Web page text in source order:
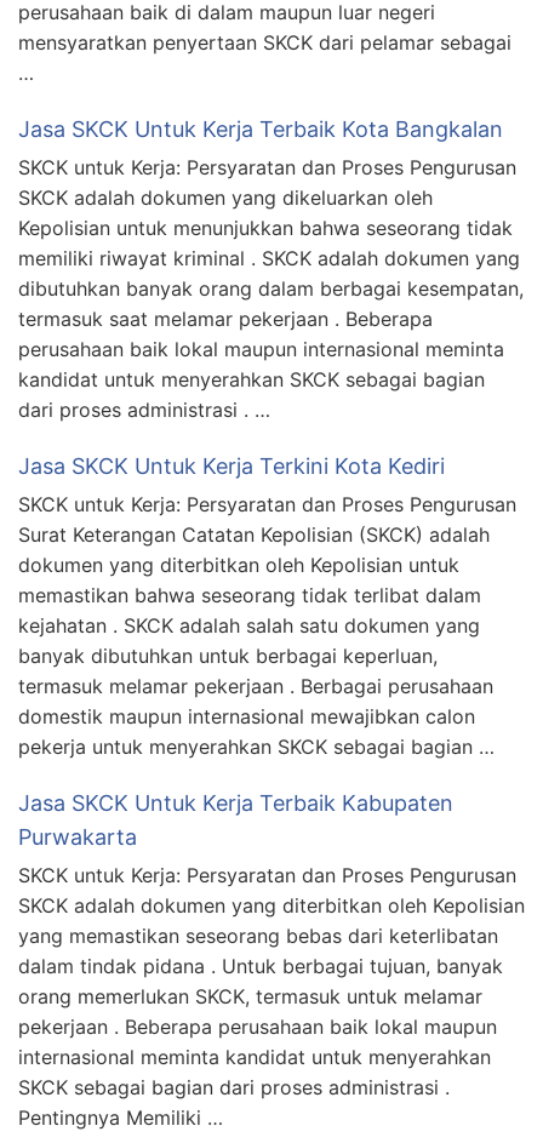
perusahaan baik di dalam maupun luar negeri
mensyaratkan penyertaan SKCK dari pelamar sebagai
…
Jasa SKCK Untuk Kerja Terbaik Kota Bangkalan
SKCK untuk Kerja: Persyaratan dan Proses Pengurusan
SKCK adalah dokumen yang dikeluarkan oleh
Kepolisian untuk menunjukkan bahwa seseorang tidak
memiliki riwayat kriminal . SKCK adalah dokumen yang
dibutuhkan banyak orang dalam berbagai kesempatan,
termasuk saat melamar pekerjaan . Beberapa
perusahaan baik lokal maupun internasional meminta
kandidat untuk menyerahkan SKCK sebagai bagian
dari proses administrasi . …
Jasa SKCK Untuk Kerja Terkini Kota Kediri
SKCK untuk Kerja: Persyaratan dan Proses Pengurusan
Surat Keterangan Catatan Kepolisian (SKCK) adalah
dokumen yang diterbitkan oleh Kepolisian untuk
memastikan bahwa seseorang tidak terlibat dalam
kejahatan . SKCK adalah salah satu dokumen yang
banyak dibutuhkan untuk berbagai keperluan,
termasuk melamar pekerjaan . Berbagai perusahaan
domestik maupun internasional mewajibkan calon
pekerja untuk menyerahkan SKCK sebagai bagian …
Jasa SKCK Untuk Kerja Terbaik Kabupaten
Purwakarta
SKCK untuk Kerja: Persyaratan dan Proses Pengurusan
SKCK adalah dokumen yang diterbitkan oleh Kepolisian
yang memastikan seseorang bebas dari keterlibatan
dalam tindak pidana . Untuk berbagai tujuan, banyak
orang memerlukan SKCK, termasuk untuk melamar
pekerjaan . Beberapa perusahaan baik lokal maupun
internasional meminta kandidat untuk menyerahkan
SKCK sebagai bagian dari proses administrasi .
Pentingnya Memiliki …